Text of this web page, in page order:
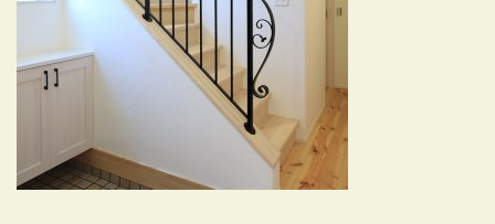
リフォーム・リノベーションをお考えの方
必見！土地からお探しの方へ
資金計画についてのご相談